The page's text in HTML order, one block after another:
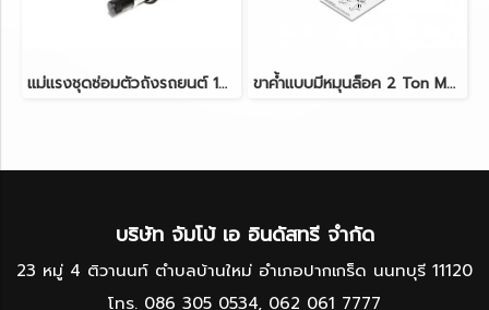
แม่แรงชุดซ่อมตัวถังรถยนต์ 10 TON MARATHON T71002S ขาค้ำแบบมีหมุนล็อค 2 Ton MARATHON T42002C
บริษัท จัมโบ้ เอ อินดัสทรี จำกัด
23 หมู่ 4 ติวานนท์ ตำบลบ้านใหม่ อำเภอปากเกร็ด นนทบุรี 11120
โทร. 086 305 0534, 062 061 7777